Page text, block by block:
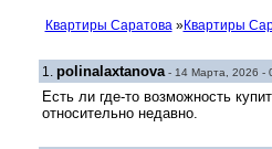
Квартиры Саратова»Квартиры
1. polinalaxtanova- 14 Марта, 2026 -
Есть ли где-то возможность
относительно недавно.